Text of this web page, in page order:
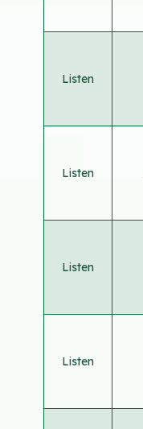
Listen
Listen
Listen
Listen